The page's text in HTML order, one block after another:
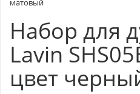
матовый
Набор для
Lavin
цвет